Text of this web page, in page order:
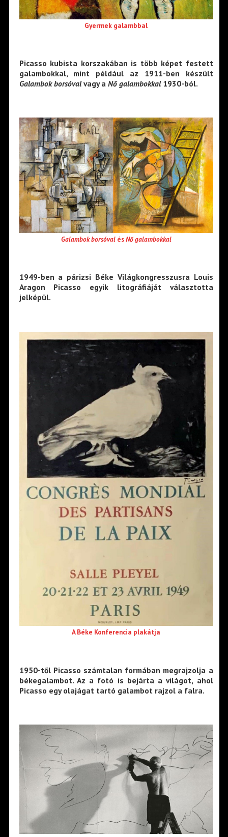
Gyermek galambbal
Picasso kubista korszakában is több képet festett
galambokkal, mint például az 1911-ben készült
Galambok borsóvalvagy a Nő galambokkal1930-ból.
Galambok borsóval ésNő galambokkal
1949-ben a párizsi Béke Világkongresszusra Louis
Aragon Picasso egyik litográfiáját választotta
jelképül.
A Béke Konferencia plakátja
1950-től Picasso számtalan formában megrajzolja a
békegalambot. Az a fotó is bejárta a világot, ahol
Picasso egy olajágat tartó galambot rajzol a falra.